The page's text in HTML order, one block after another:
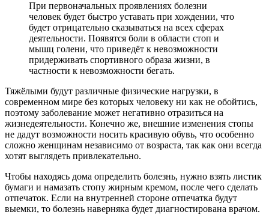
При первоначальных проявлениях болезни
человек будет быстро уставать при хождении, что
будет отрицательно сказываться на всех сферах
деятельности. Появятся боли в области стоп и
мышц голени, что приведёт к невозможности
придерживать спортивного образа жизни, в
частности к невозможности бегать.
Тяжёлыми будут различные физические нагрузки, в
современном мире без которых человеку ни как не обойтись,
поэтому заболевание может негативно отразиться на
жизнедеятельности. Конечно же, внешние изменения стопы
не дадут возможности носить красивую обувь, что особенно
сложно женщинам независимо от возраста, так как они всегда
хотят выглядеть привлекательно.
Чтобы находясь дома определить болезнь, нужно взять листик
бумаги и намазать стопу жирным кремом, после чего сделать
отпечаток. Если на внутренней стороне отпечатка будут
выемки, то болезнь наверняка будет диагностирована врачом.